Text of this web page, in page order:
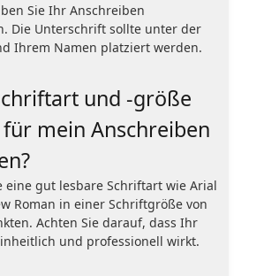
Sie Ihr Anschreiben
Die Unterschrift sollte unter der
Ihrem Namen platziert werden.
und -größe
mein Anschreiben
eine gut lesbare Schriftart wie Arial
Roman in einer Schriftgröße von
Achten Sie darauf, dass Ihr
und professionell wirkt.